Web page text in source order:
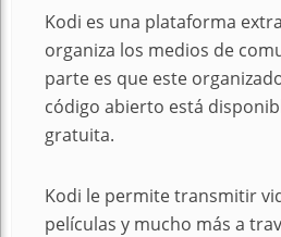
Kodi es una plataforma
organiza los medios de
parte es que este
código abierto está
gratuita.
Kodi le permite transmitir
películas y mucho más a